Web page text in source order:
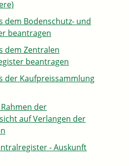
dem Bodenschutz- und
beantragen
dem Zentralen
beantragen
der Kaufpreissammlung
der
auf Verlangen der
- Auskunft